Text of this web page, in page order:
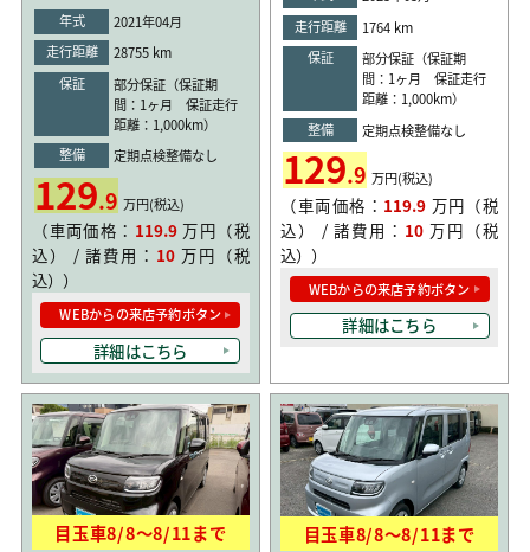
年式
2021年04月
走行距離
28755 km
保証
部分保証（保証期
間：1ヶ月 保証走行
距離：1,000km）
整備
定期点検整備なし
129.9 万円(税込)
（車両価格： 119.9万円（税
込） / 諸費用： 10万円（税
込））
WEBからの来店予約ボタン
詳細はこちら
走行距離
1764 km
保証
部分保証（保証期
間：1ヶ月 保証走行
距離：1,000km）
整備
定期点検整備なし
129.9 万円(税込)
（車両価格： 119.9 万円（税
込） / 諸費用： 10 万円（税
込））
WEBからの来店予約ボタン
詳細はこちら
目玉車8/8〜8/11まで 目玉車8/8〜8/11まで